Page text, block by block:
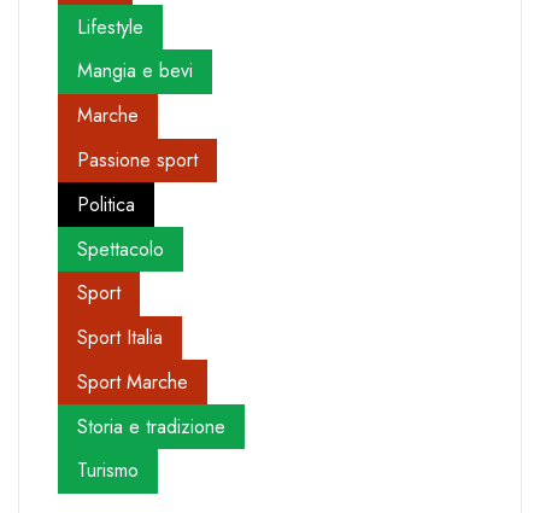
Lifestyle
Mangia e bevi
Marche
Passione sport
Politica
Spettacolo
Sport
Sport Italia
Sport Marche
Storia e tradizione
Turismo